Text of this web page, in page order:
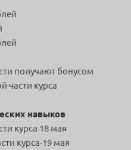
получают бонусом
части курса
навыков
курса 18 мая
курса-19 мая